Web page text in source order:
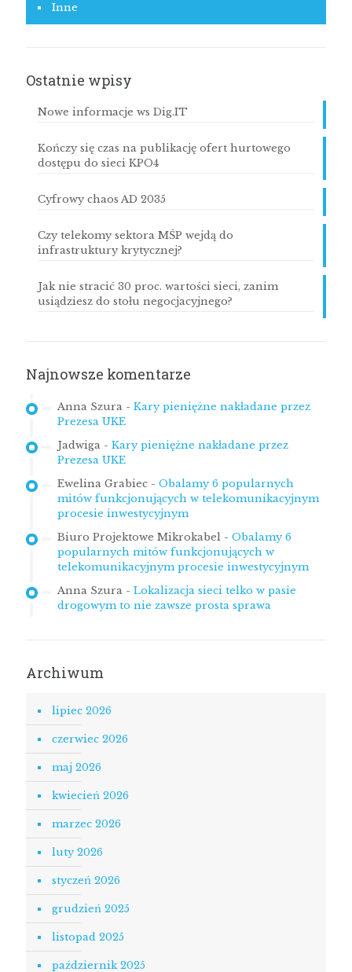
Inne
Ostatnie wpisy
Nowe informacje ws Dig.IT
Kończy się czas na publikację ofert hurtowego
dostępu do sieci KPO4
Cyfrowy chaos AD 2035
Czy telekomy sektora MŚP wejdą do
infrastruktury krytycznej?
Jak nie stracić 30 proc. wartości sieci, zanim
usiądziesz do stołu negocjacyjnego?
Najnowsze komentarze
Anna Szura - Kary pieniężne nakładane przez
Prezesa UKE
Jadwiga - Kary pieniężne nakładane przez
Prezesa UKE
Ewelina Grabiec - Obalamy 6 popularnych
mitów funkcjonujących w telekomunikacyjnym
procesie inwestycyjnym
Biuro Projektowe Mikrokabel - Obalamy 6
popularnych mitów funkcjonujących w
telekomunikacyjnym procesie inwestycyjnym
Anna Szura - Lokalizacja sieci telko w pasie
drogowym to nie zawsze prosta sprawa
Archiwum
lipiec 2026
czerwiec 2026
maj 2026
kwiecień 2026
marzec 2026
luty 2026
styczeń 2026
grudzień 2025
listopad 2025
październik 2025